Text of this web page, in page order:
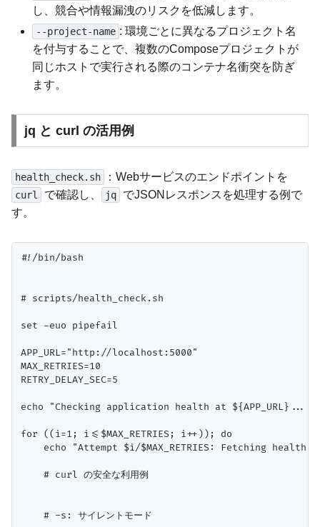
し、競合や情報漏洩のリスクを低減します。
--project-name : 環境ごとに異なるプロジェクト名
を付与することで、複数のComposeプロジェクトが
同じホストで実行される際のコンテナ名衝突を防ぎ
ます。
jq と curl の活用例
health_check.sh ：Webサービスのエンドポイントを
curl で確認し、 jq
でJSONレスポンスを処理する例で
す。
#!/bin/bash
# scripts/health_check.sh
set -euo pipefail
APP_URL="http://localhost:5000"
MAX_RETRIES=10
RETRY_DELAY_SEC=5
echo "Checking application health at ${APP_URL}..."
for ((i=1; i<=$MAX_RETRIES; i++)); do
echo "Attempt $i/$MAX_RETRIES: Fetching health
    # curl の安全な利用例
    # -s: サイレントモード